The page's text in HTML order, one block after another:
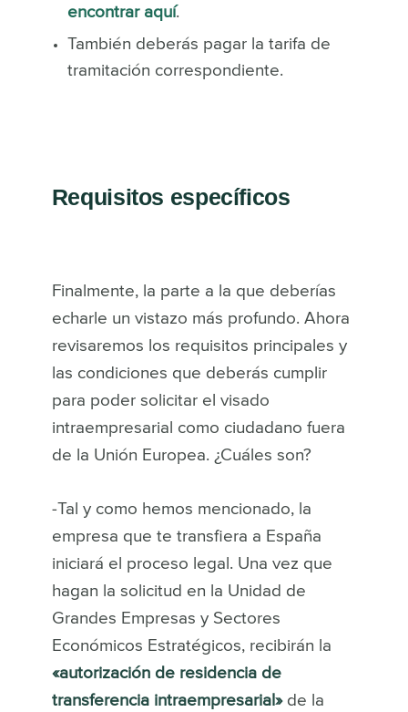
encontrar aquí.
También deberás pagar la tarifa de
tramitación correspondiente.
Requisitos específicos
Finalmente, la parte a la que deberías
echarle un vistazo más profundo. Ahora
revisaremos los requisitos principales y
las condiciones que deberás cumplir
para poder solicitar el visado
intraempresarial como ciudadano fuera
de la Unión Europea. ¿Cuáles son?
-Tal y como hemos mencionado, la
empresa que te transfiera a España
iniciará el proceso legal. Una vez que
hagan la solicitud en la Unidad de
Grandes Empresas y Sectores
Económicos Estratégicos, recibirán la
«autorización de residencia de
transferencia intraempresarial»de la